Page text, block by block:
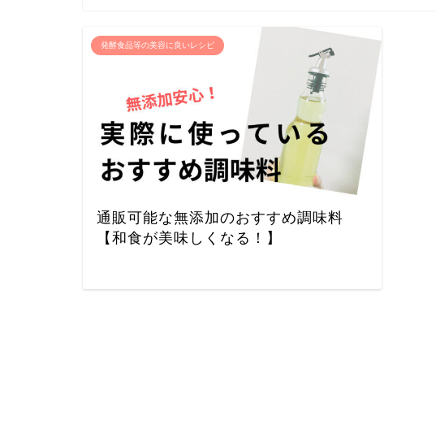
発酵食品等の美容に良いレシピ
通販可能な無添加のおすすめ調味料
【和食が美味しくなる！】